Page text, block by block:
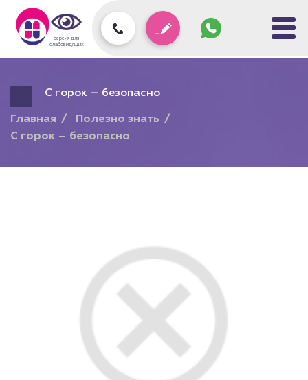
Версия для
слабовидящих
С горок – безопасно
Главная
Полезно знать
С горок – безопасно